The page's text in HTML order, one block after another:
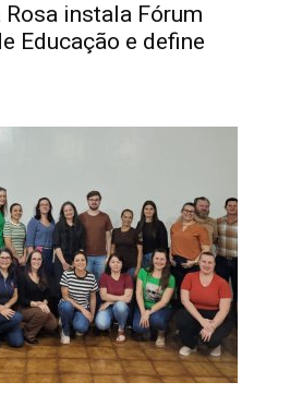
Rosa instala Fórum
Educação e define